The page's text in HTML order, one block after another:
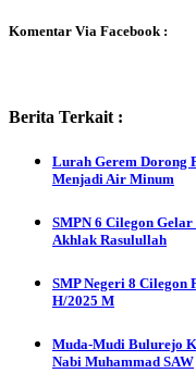
Komentar Via Facebook :
Berita Terkait :
Lurah Gerem Dorong
Menjadi Air Minum
SMPN 6 Cilegon
Akhlak Rasulullah
SMP Negeri 8 Cilegon
H/2025 M
Muda-Mudi Bulurejo
Nabi Muhammad SAW